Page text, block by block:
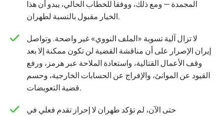
المجمدة — ومع ذلك، ووفقاً للخطاب الحالي، يبدو أن هذا
الخيار مقبول بالنسبة لطهران.
لا تزال آلية تسوية «الملف النووي» غير واضحة. وتواصل
إيران الإصرار على أن مناقشة القضية لن تكون ممكنة إلا بعد
وقف الأعمال القتالية، واستعادة الملاحة عبر هرمز، ورفع
القيود عن الموانئ، والإفراج عن الحسابات الخارجية، وحسم
قضية التعويضات.
حتى الآن، لم تؤكد طهران لا إحراز تقدم فعلي في